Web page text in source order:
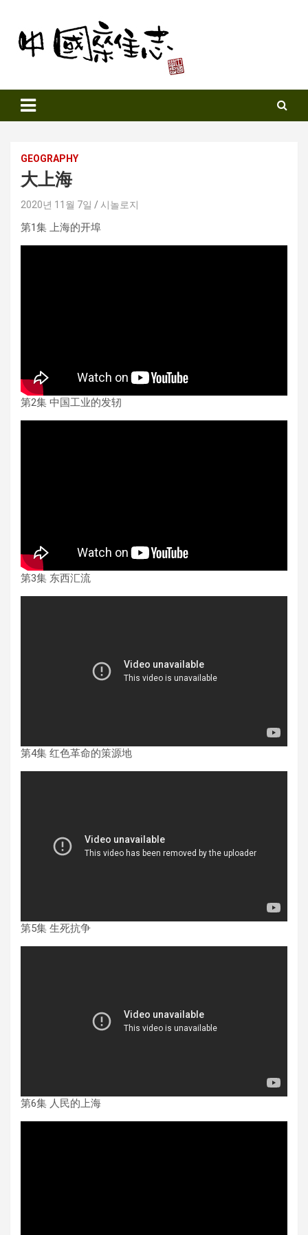
content
Sinozine
GEOGRAPHY
大上海
2020년 11월 7일 시놀로지
第1集 上海的开埠
第2集 中国工业的发轫
第3集 东西汇流
第4集 红色革命的策源地
第5集 生死抗争
第6集 人民的上海